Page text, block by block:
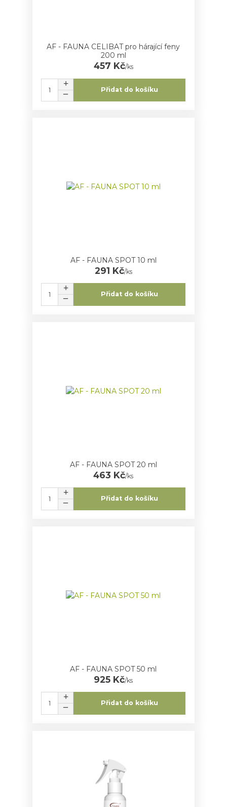
AF - FAUNA CELIBAT pro hárající feny
200 ml
457 Kč/ks
Přidat do košíku
AF - FAUNA SPOT 10 ml
291 Kč/ks
Přidat do košíku
AF - FAUNA SPOT 20 ml
463 Kč/ks
Přidat do košíku
AF - FAUNA SPOT 50 ml
925 Kč/ks
Přidat do košíku